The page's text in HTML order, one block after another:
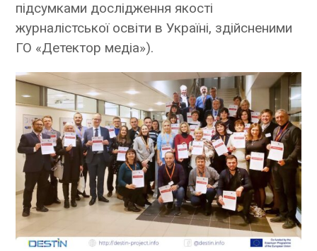
підсумками дослідження якості
журналістської освіти в Україні, здійсненими
ГО «Детектор медіа»).